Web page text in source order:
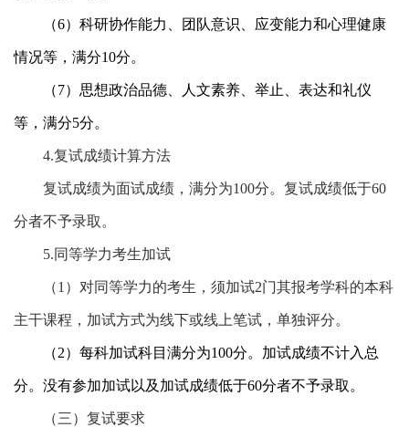
（6）科研协作能力、团队意识、应变能力和心理健康
情况等，满分10分。
（7）思想政治品德、人文素养、举止、表达和礼仪
等，满分5分。
4.复试成绩计算方法
复试成绩为面试成绩，满分为100分。复试成绩低于60
分者不予录取。
5.同等学力考生加试
（1 ）对同等学力的考生，须加试2门其报考学科的本科
主干课程，加试方式为线下或线上笔试，单独评分。
（2）每科加试科目满分为100分。加试成绩不计入总
分。没有参加加试以及加试成绩低于60分者不予录取。
（三）复试要求